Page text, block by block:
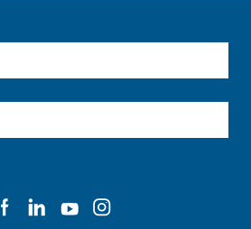
FacebookLinkedInYouTubeInstagram